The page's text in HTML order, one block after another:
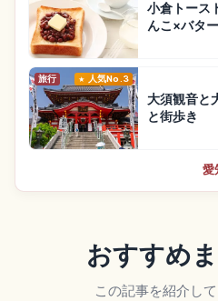
小倉トース
んこ×バタ
旅行 人気No.3
大須観音と
と街歩き
愛
おすすめ
この記事を紹介し